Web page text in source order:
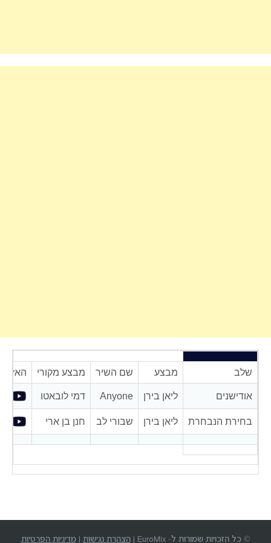
שלב מבצע שם השיר מבצע מקורי האזנה
אודישנים ליאן בירן Anyone דמי לובאטו
בחירת הנבחרת ליאן בירן שבורי לב חנן בן ארי
© כל הזכויות שמורות ל- EuroMix | הצהרת נגישות |מדיניות הפרטיות